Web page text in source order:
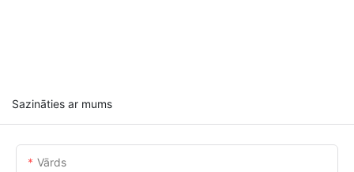
Sazināties ar mums
Vārds